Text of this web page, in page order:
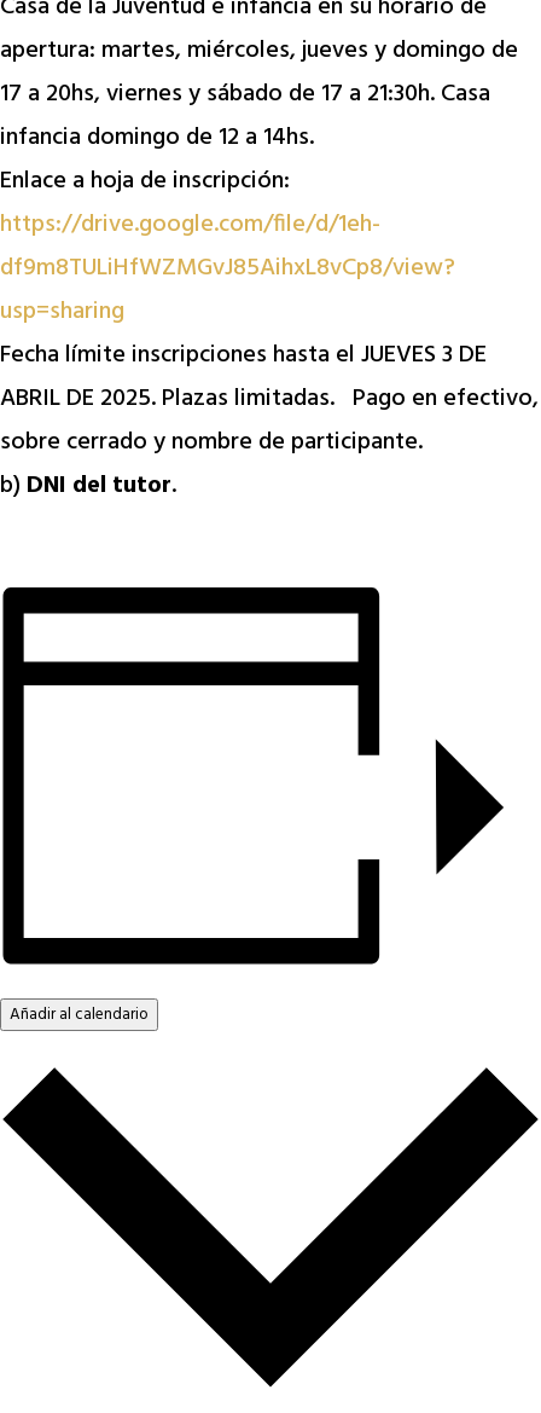
apertura: martes, miércoles, jueves y domingo de
17 a 20hs, viernes y sábado de 17 a 21:30h. Casa
infancia domingo de 12 a 14hs.
Enlace a hoja de inscripción:
https://drive.google.com/file/d/1eh-
df9m8TULiHfWZMGvJ85AihxL8vCp8/view?
usp=sharing
Fecha límite inscripciones hasta el JUEVES 3 DE
ABRIL DE 2025. Plazas limitadas. Pago en efectivo,
sobre cerrado y nombre de participante.
b) DNI del tutor.
Añadir al calendario